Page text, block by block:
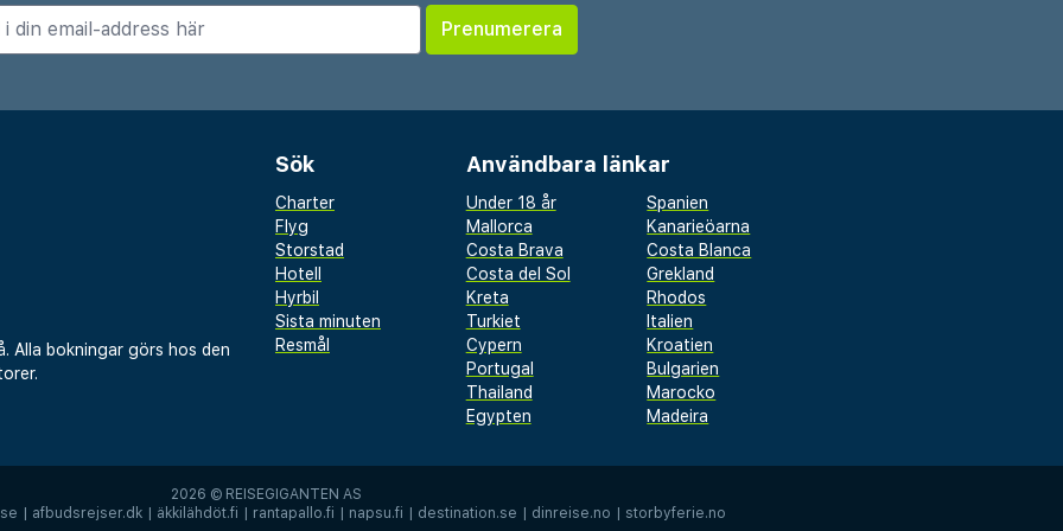
bufférestaurang
bufféer både till
à la carte-restaurang
och önskar du något
stunder i en solstol
både gym och
a Lopesan Collection
rum och
18 år.
Alla bokningar görs hos den
Sök
Charter
Flyg
Storstad
Hotell
Hyrbil
Sista minuten
Resmål
Användbara länkar
Under 18 år
Spanien
Mallorca
Kanarieöarna
Costa Brava
Costa Blanca
Costa del Sol
Grekland
Kreta
Rhodos
Turkiet
Italien
Cypern
Kroatien
Portugal
Bulgarien
Thailand
Marocko
Egypten
Madeira
2026 © REISEGIGANTEN AS
afbudsrejser.dk äkkilähdöt.fi rantapallo.fi napsu.fi destination.se dinreise.no storbyferie.no